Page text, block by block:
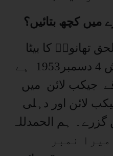
کچھ بتائیں؟
تھانویؒ کا بیٹا
ہوں، میری تاریخ پیدائش 4 دسمبر1953 ہے
جیکب لائن میں
لائن اور دہلی
گزرے۔ ہم الحمدللہ
میرا نمبر